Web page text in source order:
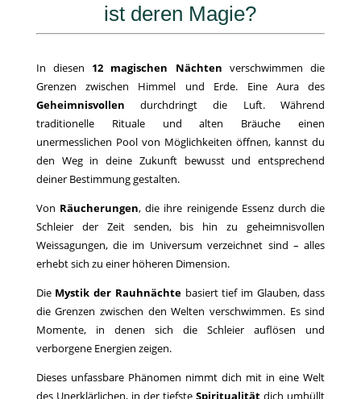
ist deren Magie?
In diesen 12 magischen Nächten verschwimmen die
Grenzen zwischen Himmel und Erde. Eine Aura des
Geheimnisvollen durchdringt die Luft. Während
traditionelle Rituale und alten Bräuche einen
unermesslichen Pool von Möglichkeiten öffnen, kannst du
den Weg in deine Zukunft bewusst und entsprechend
deiner Bestimmung gestalten.
Von Räucherungen, die ihre reinigende Essenz durch die
Schleier der Zeit senden, bis hin zu geheimnisvollen
Weissagungen, die im Universum verzeichnet sind – alles
erhebt sich zu einer höheren Dimension.
Die Mystik der Rauhnächtebasiert tief im Glauben, dass
die Grenzen zwischen den Welten verschwimmen. Es sind
Momente, in denen sich die Schleier auflösen und
verborgene Energien zeigen.
Dieses unfassbare Phänomen nimmt dich mit in eine Welt
des Unerklärlichen, in der tiefsteSpiritualität dich umhüllt